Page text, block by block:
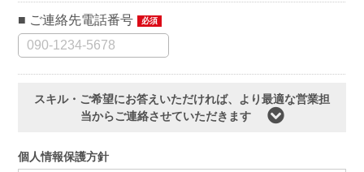
ご連絡先電話番号 必須
スキル・ご希望にお答えいただければ、より最適な営業担
当からご連絡させていただきます
個人情報保護方針